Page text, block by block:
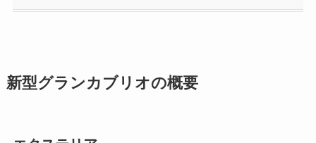
新型グランカブリオの概要